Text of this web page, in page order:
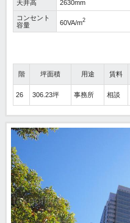
天井高 2630mm
コンセント
容量
60VA/m2
階 坪面積 用途 賃料
26 306.23坪 事務所 相談